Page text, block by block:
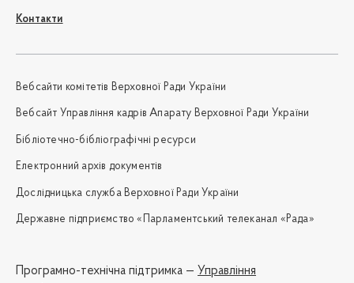
Контакти
Вебсайти комітетів Верховної Ради України
Вебсайт Управління кадрів Апарату Верховної Ради України
Бібліотечно-бібліографічні ресурси
Електронний архів документів
Дослідницька служба Верховної Ради України
Державне підприємство «Парламентський телеканал «Рада»
Програмно-технічна підтримка — Управління